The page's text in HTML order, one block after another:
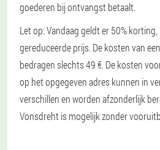
goederen bij ontvangst betaalt.
Let op: Vandaag geldt er 50%
gereduceerde prijs. De kosten van
bedragen slechts 49 €. De kosten
op het opgegeven adres kunnen in
verschillen en worden afzonderlijk
Vonsdreht is mogelijk zonder